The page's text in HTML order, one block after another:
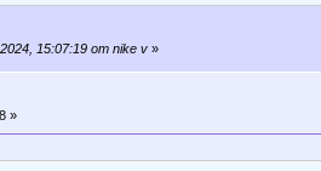
15:07:19 от nike v»
»